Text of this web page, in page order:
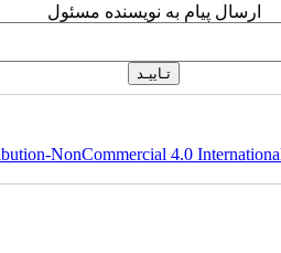
ارسال پیام به نویسنده مسئول
NonCommercial 4.0